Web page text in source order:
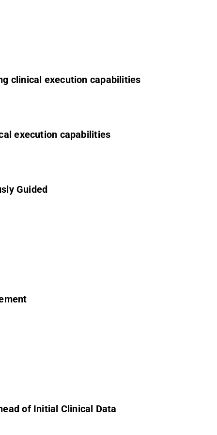
clinical execution capabilities
execution capabilities
Guided
of Initial Clinical Data